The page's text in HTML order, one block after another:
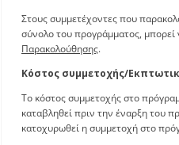
Στους συμμετέχοντες που
σύνολο του προγράμματος, μπορεί
Παρακολούθησης.
Κόστος συμμετοχής/
Το κόστος συμμετοχής στο
καταβληθεί πριν την έναρξη του
κατοχυρωθεί η συμμετοχή στο